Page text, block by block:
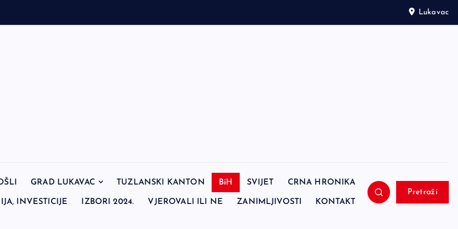
Lukavac
GRAD LUKAVAC TUZLANSKI KANTON BiH SVIJET CRNA HRONIKA
INVESTICIJE IZBORI 2024. VJEROVALI ILI NE ZANIMLJIVOSTI KONTAKT
Pretraži